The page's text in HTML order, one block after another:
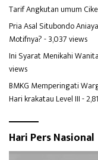
Tarif Angkutan umum
Pria Asal Situbondo
Motifnya?- 3,037 views
Ini Syarat Menikahi
views
BMKG Memperingati
Hari krakatau Level III-
Hari Pers Nasional